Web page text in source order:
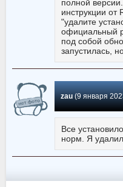
полной
инструкции от
"удалите
официальный
под собой
запустилась,
zau(9 января 2023
Все
норм. Я